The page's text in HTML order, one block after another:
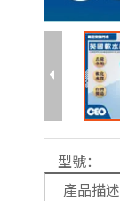
型號：
產品描述